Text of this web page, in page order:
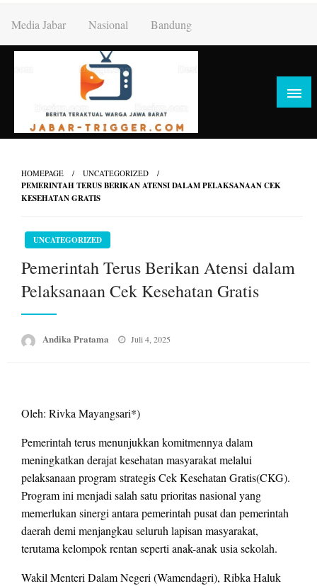
content
Media Jabar Nasional Bandung
HOMEPAGE UNCATEGORIZED
PEMERINTAH TERUS BERIKAN ATENSI DALAM PELAKSANAAN CEK
KESEHATAN GRATIS
UNCATEGORIZED
Pemerintah Terus Berikan Atensi dalam
Pelaksanaan Cek Kesehatan Gratis
Andika Pratama
Posted
Juli 4, 2025
Oleh: Rivka Mayangsari*)
Pemerintah terus menunjukkan komitmennya dalam
meningkatkan derajat kesehatan masyarakat melalui
pelaksanaan program strategis Cek Kesehatan Gratis(CKG).
Program ini menjadi salah satu prioritas nasional yang
memerlukan sinergi antara pemerintah pusat dan pemerintah
daerah demi menjangkau seluruh lapisan masyarakat,
terutama kelompok rentan seperti anak-anak usia sekolah.
Wakil Menteri Dalam Negeri (Wamendagri), Ribka Haluk